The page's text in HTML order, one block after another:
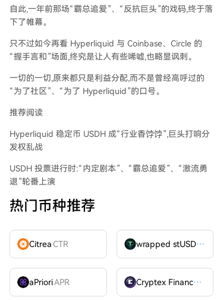
自此,一年前那场“霸总追爱”、“反抗巨头”的戏码,终于落
下了帷幕。
只不过如今再看 Hyperliquid 与 Coinbase、Circle 的
“握手言和”场面,终究是让人有些唏嘘,也略显讽刺。
一切的一切,原来都只是利益分配,而不是曾经高呼过的
“为了社区”、“为了 Hyperliquid”的口号。
推荐阅读
Hyperliquid 稳定币 USDH 成“行业香饽饽”,巨头打响分
发权乱战
USDH 投票进行时:“内定剧本”、“霸总追爱”、“激流勇
退”轮番上演
热门币种推荐
CitreaCTR wrapped stUSDT
aPrioriAPR Cryptex FinanceCTX